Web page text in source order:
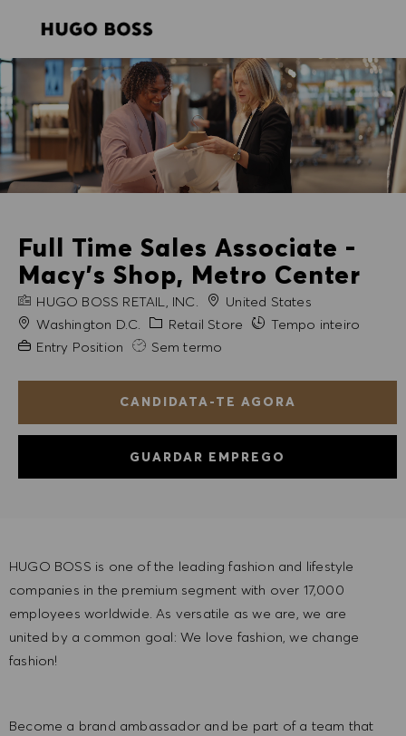
Full Time Sales Associate -
Macy's Shop, Metro Center
NOME DA EMPRESA
HUGO BOSS RETAIL, INC.
United States
Cidade
Washington D.C. Categoria
Retail Store
Tempo inteiro
Experiência exigida
Entry Position Sem termo
CANDIDATA-TE AGORA
GUARDAR EMPREGO
HUGO BOSS is one of the leading fashion and lifestyle
companies in the premium segment with over 17,000
employees worldwide. As versatile as we are, we are
united by a common goal: We love fashion, we change
fashion!
Become a brand ambassador and be part of a team that